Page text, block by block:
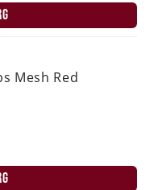
Mesh Red